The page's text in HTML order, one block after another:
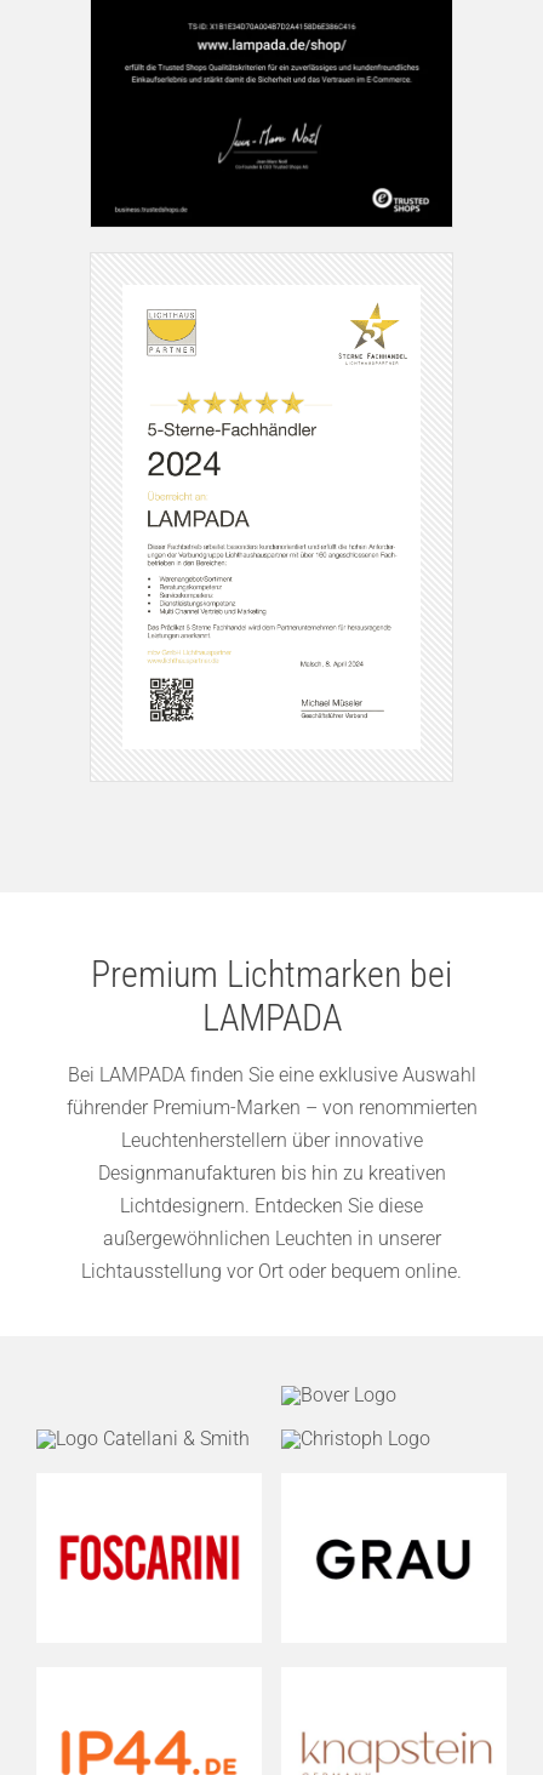
Premium Lichtmarken bei
LAMPADA
Bei LAMPADA finden Sie eine exklusive Auswahl
führender Premium-Marken – von renommierten
Leuchtenherstellern über innovative
Designmanufakturen bis hin zu kreativen
Lichtdesignern. Entdecken Sie diese
außergewöhnlichen Leuchten in unserer
Lichtausstellung vor Ort oder bequem online.